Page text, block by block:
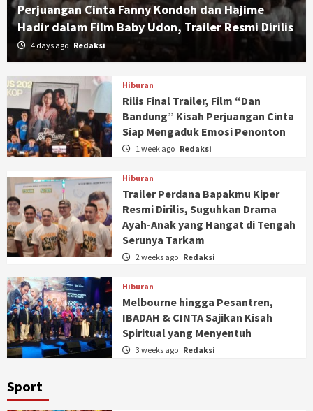
Perjuangan Cinta Fanny Kondoh dan Hajime
Hadir dalam Film Baby Udon, Trailer Resmi Dirilis
4 days ago Redaksi
Hiburan
Rilis Final Trailer, Film “Dan
Bandung” Kisah Perjuangan Cinta
Siap Mengaduk Emosi Penonton
1 week ago Redaksi
Hiburan
Trailer Perdana Bapakmu Kiper
Resmi Dirilis, Suguhkan Drama
Ayah-Anak yang Hangat di Tengah
Serunya Tarkam
2 weeks ago Redaksi
Hiburan
Melbourne hingga Pesantren,
IBADAH & CINTA Sajikan Kisah
Spiritual yang Menyentuh
3 weeks ago Redaksi
Sport